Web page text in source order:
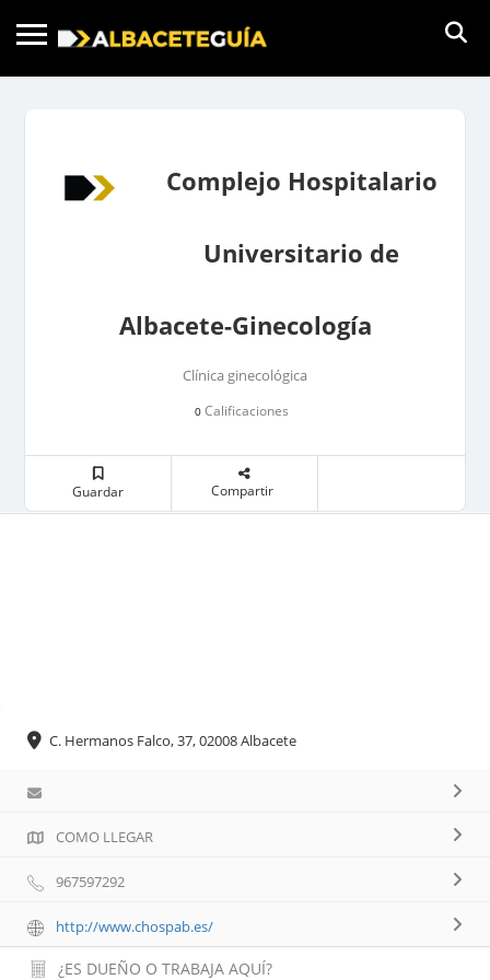
Complejo Hospitalario
Universitario de
Albacete-Ginecología
Clínica ginecológica
0 Calificaciones
Guardar Compartir
C. Hermanos Falco, 37, 02008 Albacete
COMO LLEGAR
967597292
http://www.chospab.es/
¿ES DUEÑO O TRABAJA AQUÍ?